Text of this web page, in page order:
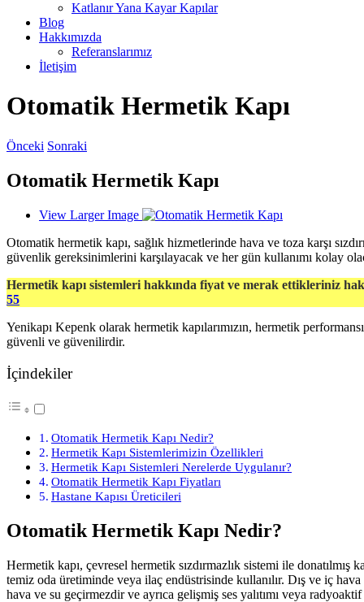
Katlanır Yana Kayar Kapılar
Blog
Hakkımızda
Referanslarımız
İletişim
Otomatik Hermetik Kapı
Önceki Sonraki
Otomatik Hermetik Kapı
View Larger Image
Otomatik hermetik kapı, sağlık hizmetlerinde hava ve toza karşı
güvenlik gereksinimlerini karşılayacak ve her gün kullanımı kolay
Hermetik kapı sistemleri hakkında fiyat ve merak ettikleriniz
55
Yenikapı Kepenk olarak hermetik kapılarımızın, hermetik
güvenli ve güvenilirdir.
İçindekiler
Otomatik Hermetik Kapı Nedir?
Hermetik Kapı Sistemlerimizin Özellikleri
Hermetik Kapı Sistemleri Nerelerde Uygulanır?
Otomatik Hermetik Kapı Fiyatları
Hastane Kapısı Üreticileri
Otomatik Hermetik Kapı Nedir?
Hermetik kapı, çevresel hermetik sızdırmazlık sistemi ile
temiz oda üretiminde veya ilaç endüstrisinde kullanılır. Dış ve iç
hava ve su geçirmezdir ve ayrıca gelişmiş ses yalıtımı veya